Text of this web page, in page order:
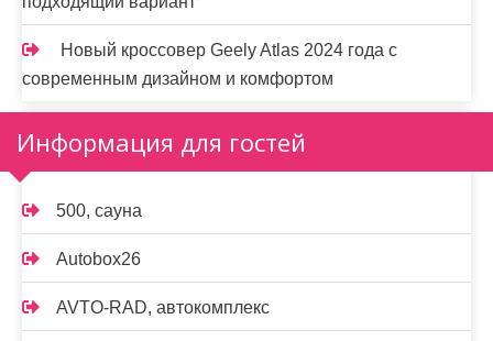
Новый кроссовер Geely Atlas 2024 года с
современным дизайном и комфортом
Информация для гостей
500, сауна
Autobox26
AVTO-RAD, автокомплекс